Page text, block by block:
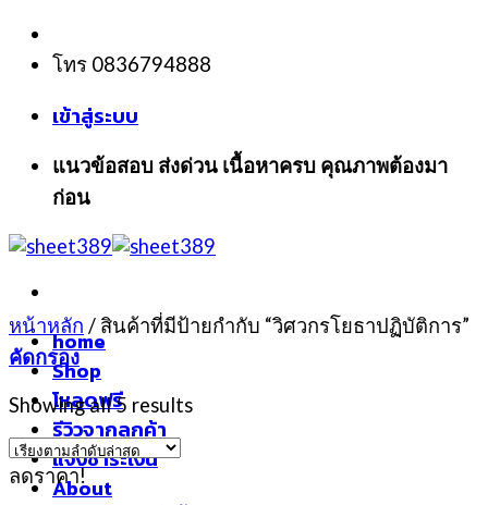
Skip
content
โทร 0836794888
เข้าสู่ระบบ
แนวข้อสอบ ส่งด่วน เนื้อหาครบ คุณภาพต้องมา
ก่อน
home
Shop
โหลดฟรี
รีวิวจากลูกค้า
แจ้งชำระเงิน
About
หน้าหลัก / สินค้าที่มีป้ายกำกับ “วิศวกรโยธาปฏิบัติการ”
คัดกรอง
Showing all 5 results
ลดราคา!